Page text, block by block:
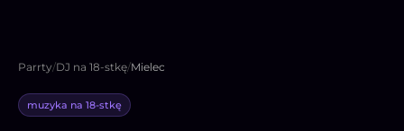
Parrty/DJ na 18-stkę/Mielec
muzyka na 18-stkę